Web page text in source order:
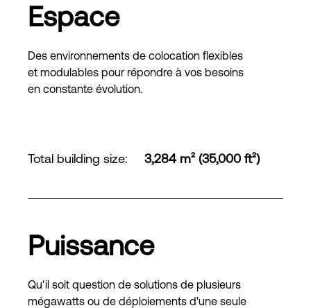
Espace
Des environnements de colocation flexibles
et modulables pour répondre à vos besoins
en constante évolution.
Total building size: 3,284 m² (35,000 ft²)
Puissance
Qu'il soit question de solutions de plusieurs
mégawatts ou de déploiements d'une seule